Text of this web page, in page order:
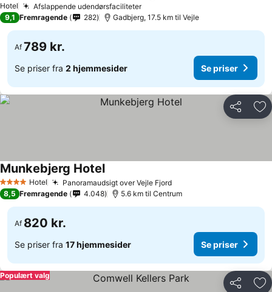
Hotel Afslappende udendørsfaciliteter
9,1 Fremragende 282 Gadbjerg, 17.5 km til Vejle
Af 789 kr.
Se priser fra 2 hjemmesider Se priser
Del
4 StjernerHotel Panoramaudsigt over Vejle Fjord
Munkebjerg Hotel
8,5 Fremragende 4.048 5.6 km til Centrum
Af 820 kr.
Se priser fra 17 hjemmesider Se priser
Del
Populært valg